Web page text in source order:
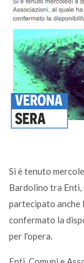
Si è tenuto
Bardolino tra Enti,
partecipato anche
confermato la
per l'opera.